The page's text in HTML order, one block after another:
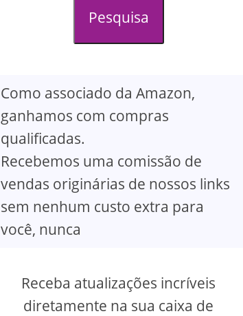
Pesquisa
Como associado da Amazon,
ganhamos com compras
qualificadas.
Recebemos uma comissão de
vendas originárias de nossos links
sem nenhum custo extra para
você, nunca
Receba atualizações incríveis
diretamente na sua caixa de